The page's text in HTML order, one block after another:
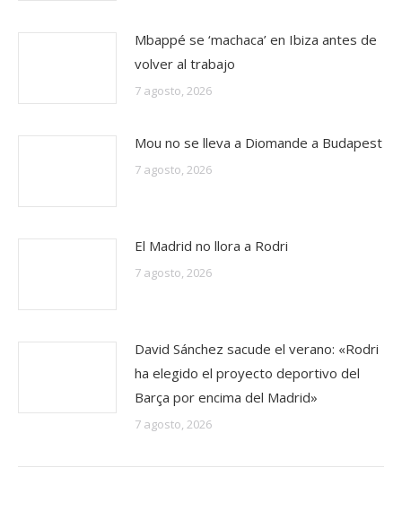
Mbappé se ‘machaca’ en Ibiza antes de
volver al trabajo
7 agosto, 2026
Mou no se lleva a Diomande a Budapest
7 agosto, 2026
El Madrid no llora a Rodri
7 agosto, 2026
David Sánchez sacude el verano: «Rodri
ha elegido el proyecto deportivo del
Barça por encima del Madrid»
7 agosto, 2026